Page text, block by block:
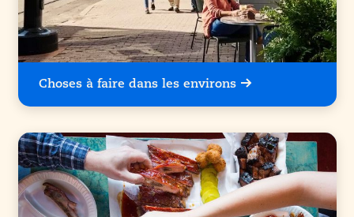
Choses à faire dans les environs